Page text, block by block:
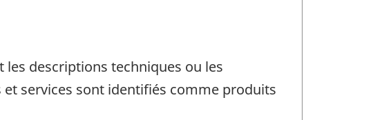
descriptions techniques ou les
services sont identifiés comme produits